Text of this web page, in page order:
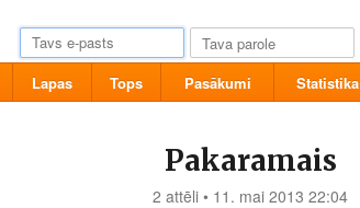
Lapas Tops Pasākumi Statistika
Pakaramais
2 attēli • 11. mai 2013 22:04